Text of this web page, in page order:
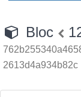
Bloc
2613d4a934b82c